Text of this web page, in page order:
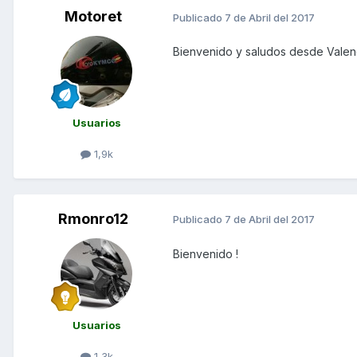
Motoret
Usuarios
1,9k
Publicado 7 de Abril del 2017
Bienvenido y saludos desde
Rmonro12
Usuarios
Publicado 7 de Abril del 2017
Bienvenido !